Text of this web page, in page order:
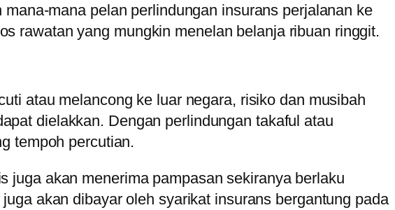
mana pelan perlindungan insurans perjalanan ke
rawatan yang mungkin menelan belanja ribuan ringgit.
atau melancong ke luar negara, risiko dan musibah
dielakkan. Dengan perlindungan takaful atau
tempoh percutian.
juga akan menerima pampasan sekiranya berlaku
akan dibayar oleh syarikat insurans bergantung pada